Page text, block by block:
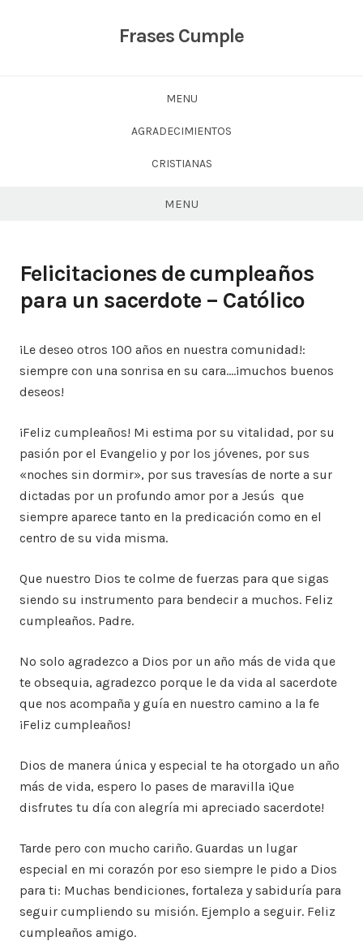
Frases Cumple
MENU
AGRADECIMIENTOS
CRISTIANAS
MENU
Felicitaciones de cumpleaños
para un sacerdote – Católico
¡Le deseo otros 100 años en nuestra comunidad!:
siempre con una sonrisa en su cara….¡muchos buenos
deseos!
¡Feliz cumpleaños! Mi estima por su vitalidad, por su
pasión por el Evangelio y por los jóvenes, por sus
«noches sin dormir», por sus travesías de norte a sur
dictadas por un profundo amor por a Jesús que
siempre aparece tanto en la predicación como en el
centro de su vida misma.
Que nuestro Dios te colme de fuerzas para que sigas
siendo su instrumento para bendecir a muchos. Feliz
cumpleaños. Padre.
No solo agradezco a Dios por un año más de vida que
te obsequia, agradezco porque le da vida al sacerdote
que nos acompaña y guía en nuestro camino a la fe
¡Feliz cumpleaños!
Dios de manera única y especial te ha otorgado un año
más de vida, espero lo pases de maravilla ¡Que
disfrutes tu día con alegría mi apreciado sacerdote!
Tarde pero con mucho cariño. Guardas un lugar
especial en mi corazón por eso siempre le pido a Dios
para ti: Muchas bendiciones, fortaleza y sabiduría para
seguir cumpliendo su misión. Ejemplo a seguir. Feliz
cumpleaños amigo.